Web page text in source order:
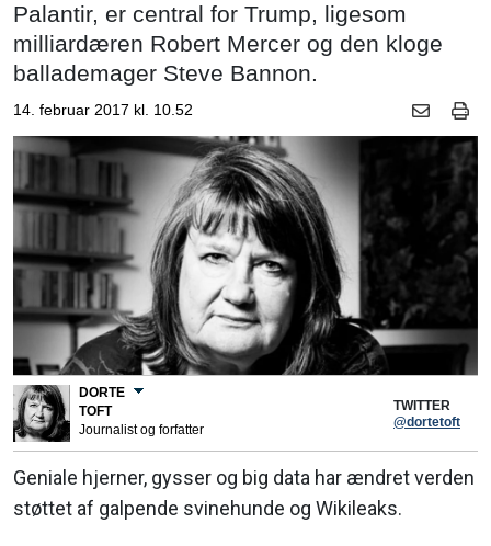
Palantir, er central for Trump, ligesom
milliardæren Robert Mercer og den kloge
ballademager Steve Bannon.
14. februar 2017 kl. 10.52
DORTE
TOFT
Journalist og forfatter
TWITTER
@dortetoft
Geniale hjerner, gysser og big data har ændret verden
støttet af galpende svinehunde og Wikileaks.